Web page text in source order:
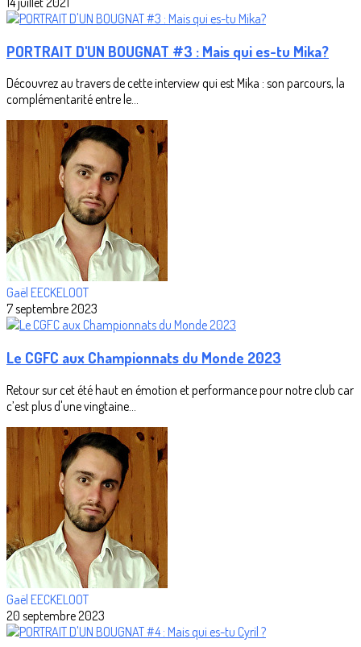
PORTRAIT D'UN BOUGNAT #3 : Mais qui es-tu Mika?
Découvrez au travers de cette interview qui est Mika : son parcours, la
complémentarité entre le...
Gaël EECKELOOT
7 septembre 2023
Le CGFC aux Championnats du Monde 2023
Retour sur cet été haut en émotion et performance pour notre club car
c’est plus d'une vingtaine...
Gaël EECKELOOT
20 septembre 2023